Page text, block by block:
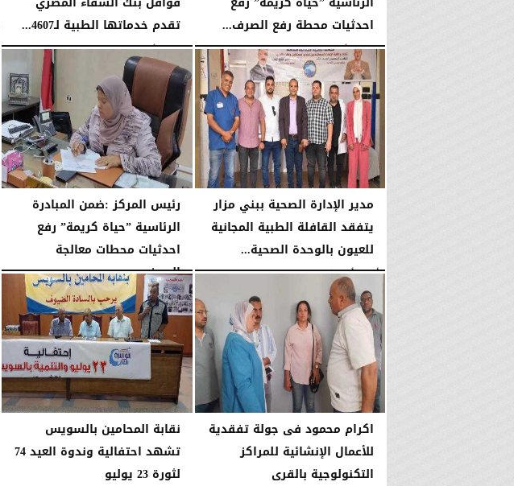
احدثيات محطة رفع الصرف...
الثلاثاء، 4 أغسطس 2026 10:09 صـ
تقدم خدماتها الطبية لـ4607...
الإثنين، 3 أغسطس 2026 04:41 مـ
مدير الإدارة الصحية ببني مزار
يتفقد القافلة الطبية المجانية
للعيون بالوحدة الصحية...
الأحد، 2 أغسطس 2026 01:11 مـ
رئيس المركز :ضمن المبادرة
الرئاسية ”حياة كريمة” رفع
احدثيات محطات معالجة
الصرف...
الأحد، 2 أغسطس 2026 01:04 مـ
اكرام محمود فى جولة تفقدية
للأعمال الإنشائية للمراكز
التكنولوجية بالقرى
نقابة المحامين بالسويس
تشهد احتفالية وندوة العيد 74
لثورة 23 يوليو